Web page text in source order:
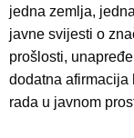
jedna zemlja,
javne svijesti o
prošlosti,
dodatna afirmacija
rada u javnom